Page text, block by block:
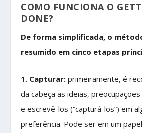
COMO FUNCIONA O
DONE?
De forma simplificada, o
resumido em cinco etapas
1. Capturar: primeiramente, é
da cabeça as ideias,
e escrevê-los (“capturá-los”) em
preferência. Pode ser em um